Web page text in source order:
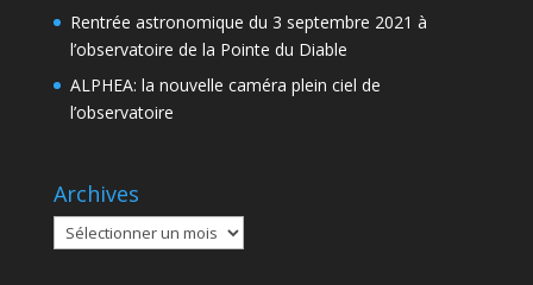
Rentrée astronomique du 3 septembre 2021 à
l’observatoire de la Pointe du Diable
ALPHEA: la nouvelle caméra plein ciel de
l’observatoire
Archives
Archives